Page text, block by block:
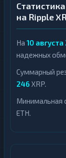
на Ripple
На 10
надежных
Суммарный
246 XRP.
Минимальная
ETH.